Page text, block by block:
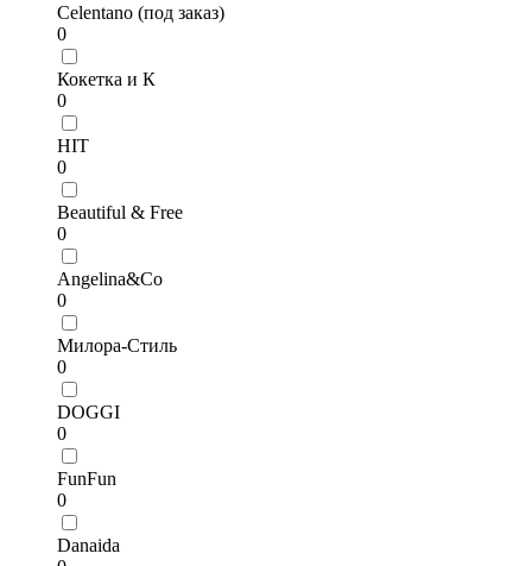
Celentano (под заказ)
0
Кокетка и К
0
HIT
0
Beautiful & Free
0
Angelina&Co
0
Милора-Стиль
0
DOGGI
0
FunFun
0
Danaida